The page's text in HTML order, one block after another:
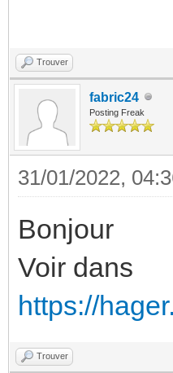
Trouver
fabric24
Posting Freak
31/01/2022,
Bonjour
Voir dans
https://
Trouver